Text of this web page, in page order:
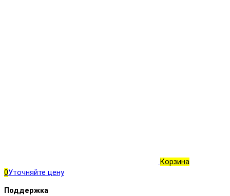
Корзина
0Уточняйте цену
Поддержка